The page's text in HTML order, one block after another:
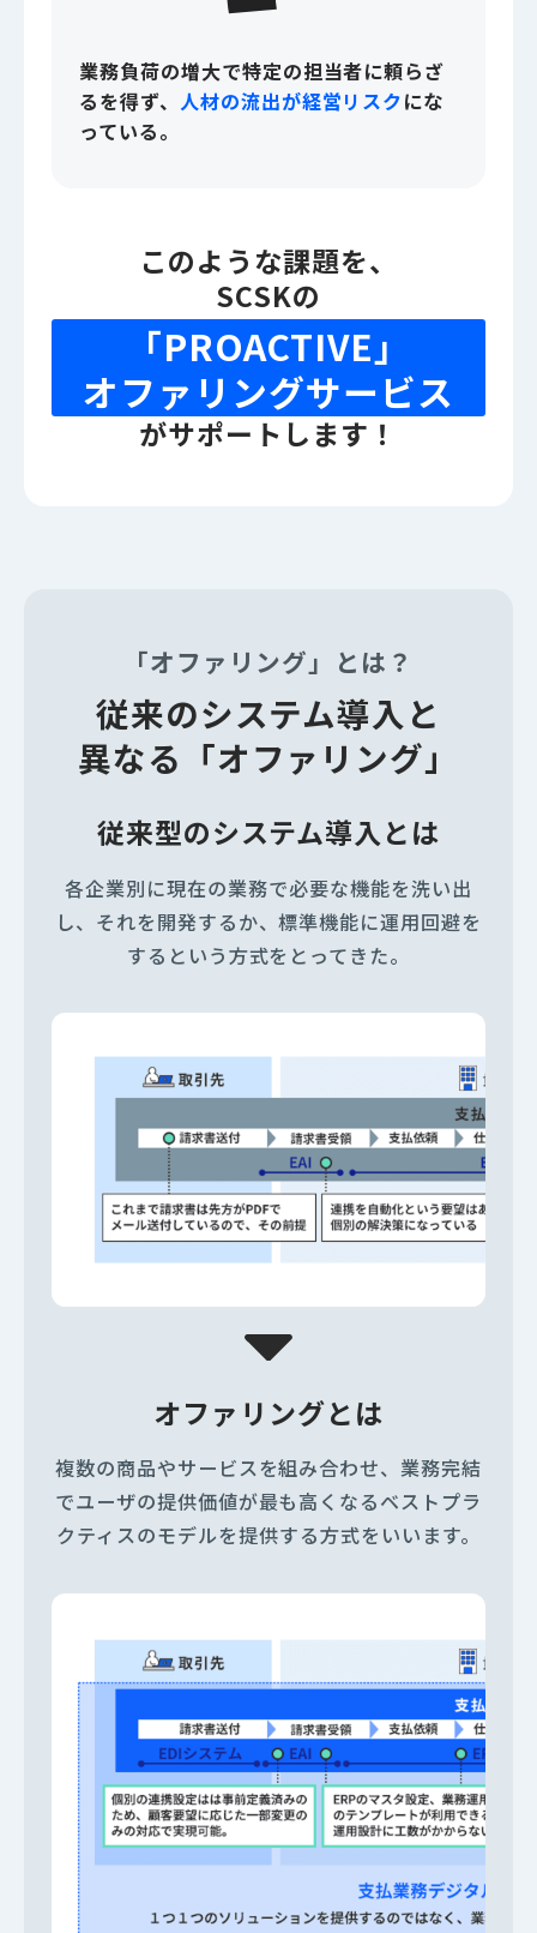
業務負荷の増大で特定の担当者に頼らざ
るを得ず、 人材の流出が経営リスクにな
っている。
このような課題を、
SCSKの
「PROACTIVE」
オファリングサービス
がサポートします！
「オファリング」とは？
従来のシステム導入と
異なる「オファリング」
従来型のシステム導入とは
各企業別に現在の業務で必要な機能を洗い出
し、それを開発するか、標準機能に運用回避を
するという方式をとってきた。
オファリングとは
複数の商品やサービスを組み合わせ、業務完結
でユーザの提供価値が最も高くなるベストプラ
クティスのモデルを提供する方式をいいます。